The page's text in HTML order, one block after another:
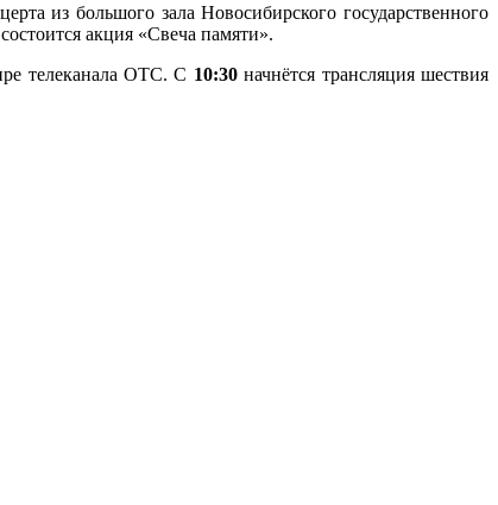
из большого зала Новосибирского государственного
акция «Свеча памяти».
телеканала ОТС. С 10:30начнётся трансляция шествия